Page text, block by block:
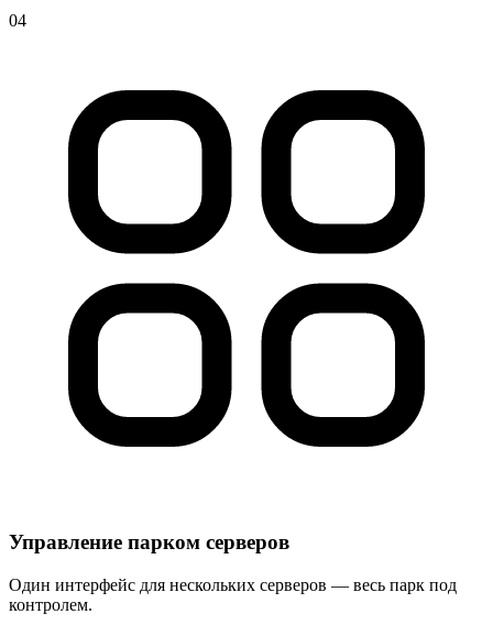
04
Управление парком серверов
Один интерфейс для нескольких серверов — весь парк под
контролем.